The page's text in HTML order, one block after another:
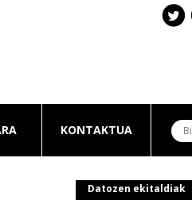
KONTAKTUA
Datozen ekitaldiak